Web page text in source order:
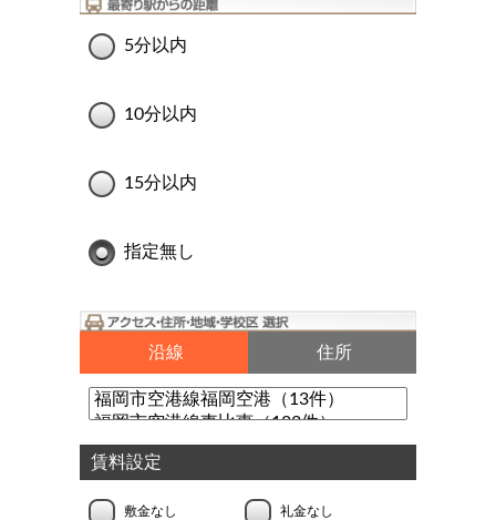
5分以内
10分以内
15分以内
指定無し
沿線 住所
賃料設定
敷金なし 礼金なし